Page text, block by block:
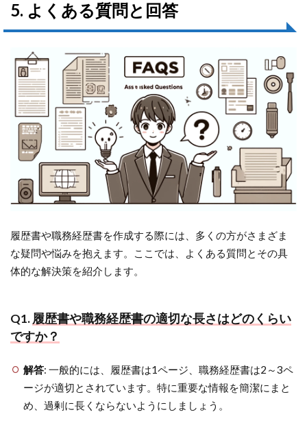
5. よくある質問と回答
履歴書や職務経歴書を作成する際には、多くの方がさまざま
な疑問や悩みを抱えます。ここでは、よくある質問とその具
体的な解決策を紹介します。
Q1. 履歴書や職務経歴書の適切な長さはどのくらい
ですか？
解答: 一般的には、履歴書は1ページ、職務経歴書は2～3ペ
ージが適切とされています。特に重要な情報を簡潔にまと
め、過剰に長くならないようにしましょう。